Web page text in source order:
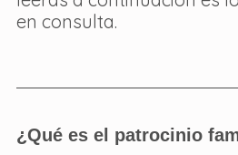
en consulta.
¿Qué es el patrocinio